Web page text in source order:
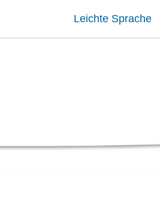
Leichte Sprache